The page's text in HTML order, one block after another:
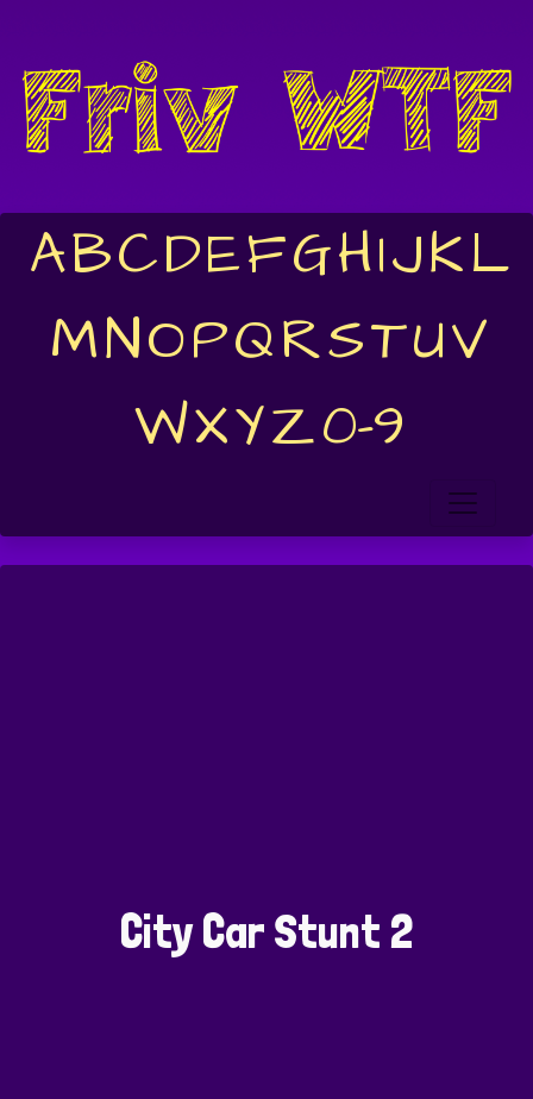
ABCDEFGHIJKL
MNOPQRSTUV
WXYZ0-9
City Car Stunt 2